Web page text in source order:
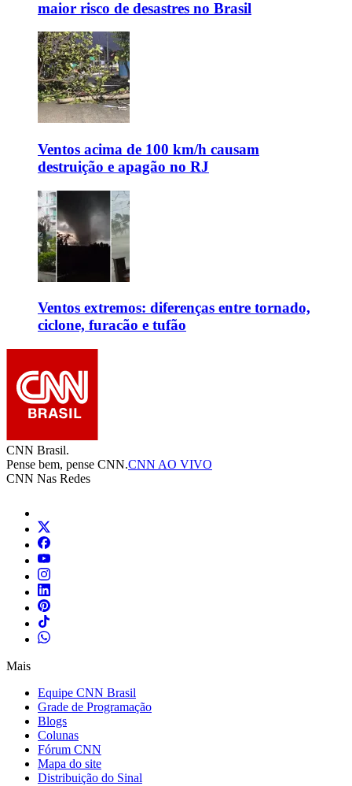
maior risco de desastres no Brasil
Ventos acima de 100 km/h causam
destruição e apagão no RJ
Ventos extremos: diferenças entre tornado,
ciclone, furacão e tufão
CNN Brasil.
Pense bem, pense CNN.CNN AO VIVO
CNN Nas Redes
Mais
Equipe CNN Brasil
Grade de Programação
Blogs
Colunas
Fórum CNN
Mapa do site
Distribuição do Sinal